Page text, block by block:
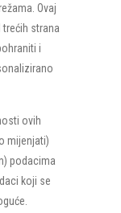
Ovaj
strana
i
ovih
mijenjati)
podacima
koji se